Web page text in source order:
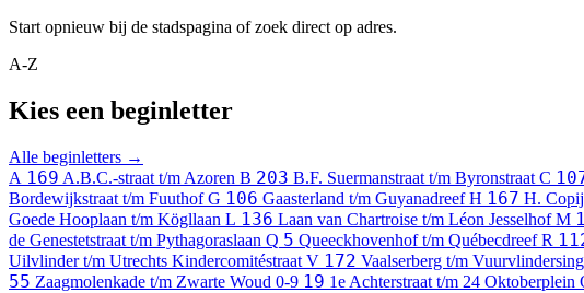
Start opnieuw bij de stadspagina of zoek direct op adres.
A-Z
Kies een beginletter
Alle beginletters →
A 169 A.B.C.-straat t/m Azoren B 203 B.F. Suermanstraat t/m Byronstraat C
Bordewijkstraat t/m FuuthofG 106 Gaasterland t/m GuyanadreefH 167 H.
Goede Hooplaan t/m Kögllaan L 136 Laan van Chartroise t/m Léon JesselhofM
de Genestetstraat t/m Pythagoraslaan Q 5 Queeckhovenhof t/m QuébecdreefR
Uilvlinder t/m Utrechts Kindercomitéstraat V 172 Vaalserberg t/m
55 Zaagmolenkade t/m Zwarte Woud 0-9 19 1e Achterstraat t/m 24 Oktoberplein